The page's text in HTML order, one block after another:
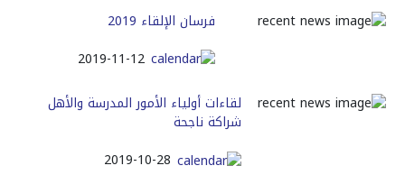
فرسان الإلقاء 2019
2019-11-12
لقاءات أولياء الأمور المدرسة والأهل
شراكة ناجحة
2019-10-28